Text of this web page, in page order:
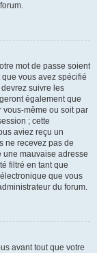
mot de passe soient
vous avez spécifié
suivre les
également que
vous-même ou soit par
; cette
aviez reçu un
ne recevez pas de
mauvaise adresse
filtré en tant que
que vous
du forum.
avant tout que votre